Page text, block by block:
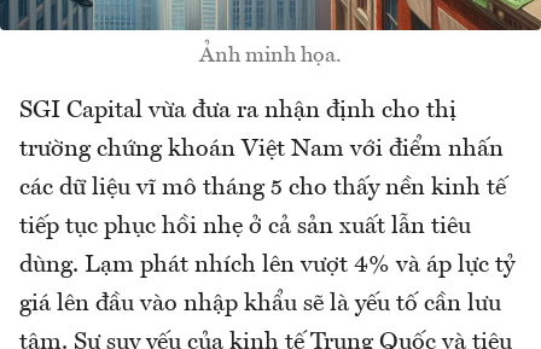
Ảnh minh họa.
SGI Capital vừa đưa ra nhận định cho thị
trường chứng khoán Việt Nam với điểm nhấn
các dữ liệu vĩ mô tháng 5 cho thấy nền kinh tế
tiếp tục phục hồi nhẹ ở cả sản xuất lẫn tiêu
dùng. Lạm phát nhích lên vượt 4% và áp lực tỷ
giá lên đầu vào nhập khẩu sẽ là yếu tố cần lưu
tâm. Sự suy yếu của kinh tế Trung Quốc và tiêu